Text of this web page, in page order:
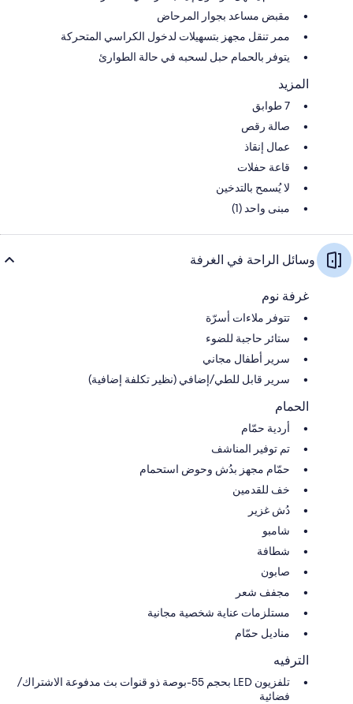
مقبض مساعد بجوار المرحاض
ممر تنقل مجهز بتسهيلات لدخول الكراسي المتحركة
يتوفر بالحمام حبل لسحبه في حالة الطوارئ
المزيد
7 طوابق
صالة رقص
عمال إنقاذ
قاعة حفلات
لا يُسمح بالتدخين
مبنى واحد (1)
وسائل الراحة في الغرفة
غرفة نوم
تتوفر ملاءات أسرّة
ستائر حاجبة للضوء
سرير أطفال مجاني
سرير قابل للطي/إضافي (نظير تكلفة إضافية)
الحمام
أردية حمّام
تم توفير المناشف
حمّام مجهز بدُش وحوض استحمام
خف للقدمين
دُش غزير
شامبو
شطافة
صابون
مجفف شعر
مستلزمات عناية شخصية مجانية
مناديل حمّام
الترفيه
تلفزيون LED بحجم 55-بوصة ذو قنوات بث مدفوعة الاشتراك/
فضائية